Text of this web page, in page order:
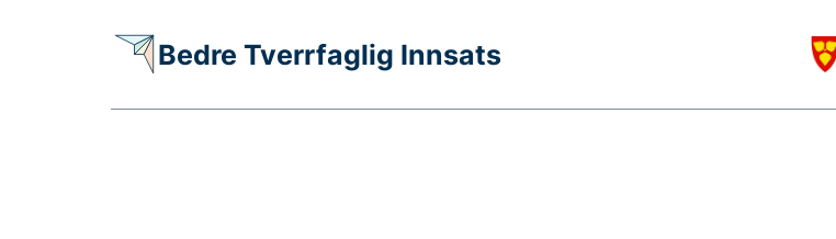
Bedre Tverrfaglig Innsats